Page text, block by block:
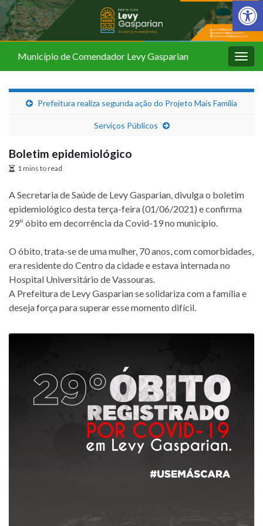
Barra de
Município de Comendador Levy Gasparian
Prefeitura realiza segunda ação do Projeto Mais Família
Serviços Públicos
Boletim epidemiológico
1 mins to read
A Secretaria de Saúde de Levy Gasparian, divulga o boletim
epidemiológico desta terça-feira (01/06/2021) e confirma
29º óbito em decorrência da Covid-19 no município.
O óbito, trata-se de uma mulher, 70 anos, com comorbidades,
era residente do Centro da cidade e estava internada no
Hospital Universitário de Vassouras.
A Prefeitura de Levy Gasparian se solidariza com a família e
deseja força para superar esse momento difícil.